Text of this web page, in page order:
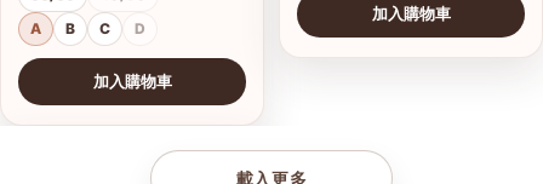
A
B C D
加入購物車
加入購物車
載入更多